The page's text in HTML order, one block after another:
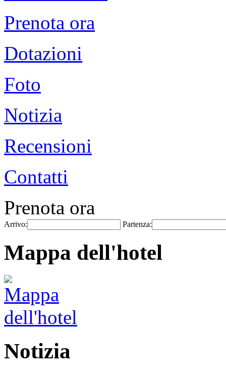
Prenota ora
Dotazioni
Foto
Notizia
Recensioni
Contatti
Prenota ora
Arrivo: Partenza:
Mappa dell'hotel
Notizia